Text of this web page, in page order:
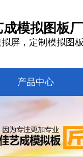
模拟图板厂
屏，定制模拟图板
产品中心